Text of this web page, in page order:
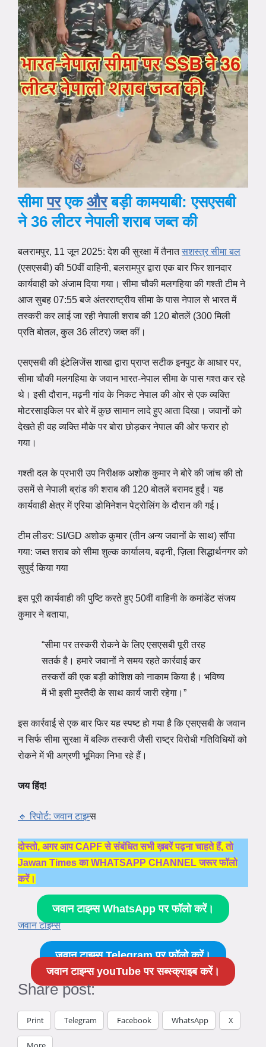
सीमापरएकऔरबड़ी कामयाबी: एसएसबी
ने 36 लीटर नेपाली शराब जब्त की
बलरामपुर, 11 जून 2025: देश की सुरक्षा में तैनातसशस्त्र सीमा बल
(एसएसबी) की 50वीं वाहिनी, बलरामपुर द्वारा एक बार फिर शानदार
कार्यवाही को अंजाम दिया गया। सीमा चौकी मलगहिया की गश्ती टीम ने
आज सुबह 07:55 बजे अंतरराष्ट्रीय सीमा के पास नेपाल से भारत में
तस्करी कर लाई जा रही नेपाली शराब की 120 बोतलें (300 मिली
प्रति बोतल, कुल 36 लीटर) जब्त कीं।
एसएसबी की इंटेलिजेंस शाखा द्वारा प्राप्त सटीक इनपुट के आधार पर,
सीमा चौकी मलगहिया के जवान भारत-नेपाल सीमा के पास गश्त कर रहे
थे। इसी दौरान, मढ़नी गांव के निकट नेपाल की ओर से एक व्यक्ति
मोटरसाइकिल पर बोरे में कुछ सामान लादे हुए आता दिखा। जवानों को
देखते ही वह व्यक्ति मौके पर बोरा छोड़कर नेपाल की ओर फरार हो
गया।
गश्ती दल के प्रभारी उप निरीक्षक अशोक कुमार ने बोरे की जांच की तो
उसमें से नेपाली ब्रांड की शराब की 120 बोतलें बरामद हुईं। यह
कार्यवाही क्षेत्र में एरिया डोमिनेशन पेट्रोलिंग के दौरान की गई।
टीम लीडर: SI/GD अशोक कुमार (तीन अन्य जवानों के साथ) सौंपा
गया: जब्त शराब को सीमा शुल्क कार्यालय, बढ़नी, ज़िला सिद्धार्थनगर को
सुपुर्द किया गया
इस पूरी कार्यवाही की पुष्टि करते हुए 50वीं वाहिनी के कमांडेंट संजय
कुमार ने बताया,
“सीमा पर तस्करी रोकने के लिए एसएसबी पूरी तरह
सतर्क है। हमारे जवानों ने समय रहते कार्रवाई कर
तस्करों की एक बड़ी कोशिश को नाकाम किया है। भविष्य
में भी इसी मुस्तैदी के साथ कार्य जारी रहेगा।”
इस कार्रवाई से एक बार फिर यह स्पष्ट हो गया है कि एसएसबी के जवान
न सिर्फ सीमा सुरक्षा में बल्कि तस्करी जैसी राष्ट्र विरोधी गतिविधियों को
रोकने में भी अग्रणी भूमिका निभा रहे हैं।
जय हिंद!
🔹 रिपोर्ट: जवान टाइम्स
दोस्तो, अगर आप CAPF से संबंधित सभी ख़बरें पढ़ना चाहते हैं, तो
Jawan Times का WHATSAPP CHANNEL जरूर फॉलो
करें।
जवान टाइम्स WhatsApp पर फॉलो करें।
जवान टाइम्स
जवान टाइम्स Telegram पर फॉलो करें।
जवान टाइम्स youTube पर सब्स्क्राइब करें।
Share post:
Print Telegram Facebook WhatsApp X